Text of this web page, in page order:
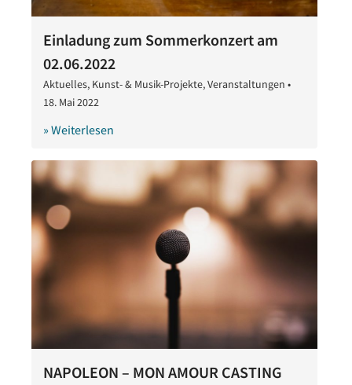
Einladung zum Sommerkonzert am
02.06.2022
Aktuelles, Kunst- & Musik-Projekte,Veranstaltungen •
18. Mai 2022
2022
» Weiterlesen
NAPOLEON – MON AMOUR CASTING